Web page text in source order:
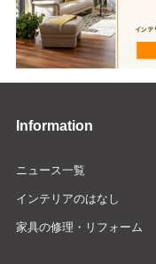
Information
ニュース一覧
インテリアのはなし
家具の修理・リフォーム